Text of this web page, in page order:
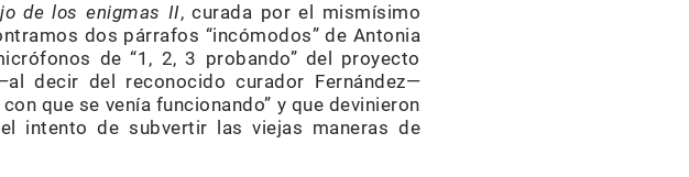
de los enigmas II, curada por el mismísimo
dos párrafos “incómodos” de Antonia
de “1, 2, 3 probando” del proyecto
decir del reconocido curador Fernández—
que se venía funcionando” y que devinieron
intento de subvertir las viejas maneras de